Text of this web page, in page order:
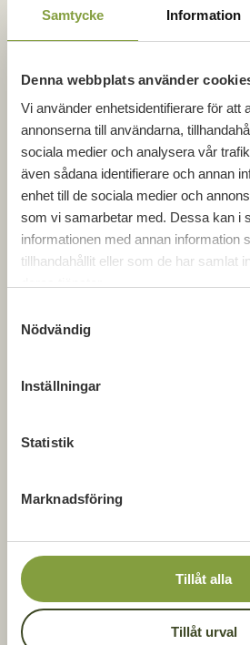
Samtycke Information
Denna webbplats använder
Vi använder enhetsidentifierare för att
annonserna till användarna,
sociala medier och analysera vår
även sådana identifierare och annan
enhet till de sociala medier och
som vi samarbetar med. Dessa kan i
informationen med annan information
tillhandahållit eller som de har samlat
Nödvändig
Inställningar
Statistik
Marknadsföring
Tillåt alla
Tillåt urval
Hanna Öhman
Ekonomi / administration